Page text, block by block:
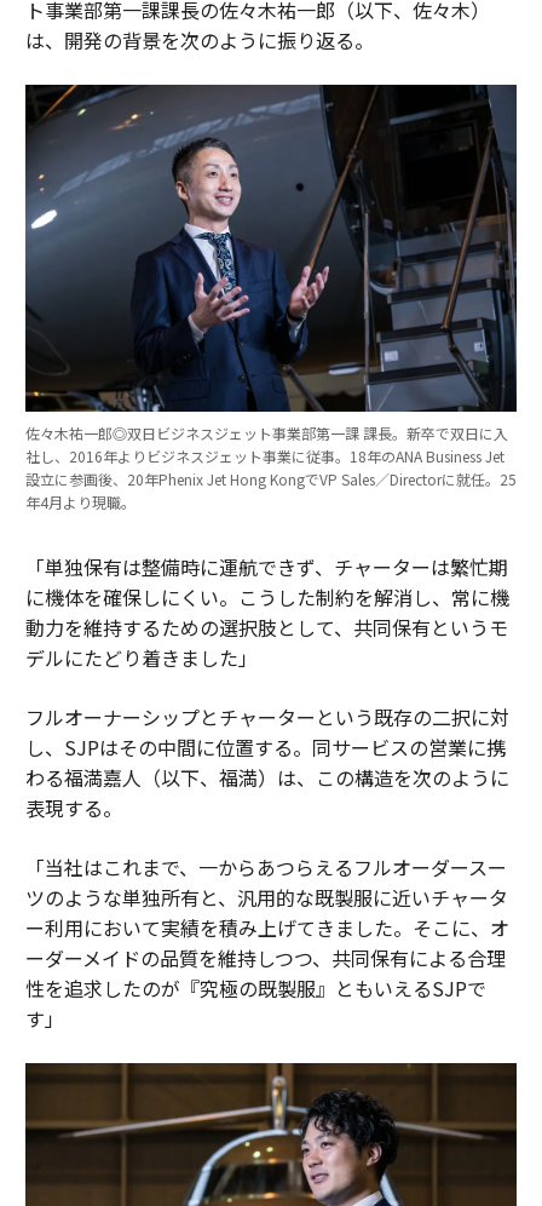
ト事業部第一課課長の佐々木祐一郎（以下、佐々木）
は、開発の背景を次のように振り返る。
佐々木祐一郎◎双日ビジネスジェット事業部第一課 課長。新卒で双日に入
社し、2016年よりビジネスジェット事業に従事。18年のANA Business Jet
設立に参画後、20年Phenix Jet Hong KongでVP Sales／Directorに就任。25
年4月より現職。
「単独保有は整備時に運航できず、チャーターは繁忙期
に機体を確保しにくい。こうした制約を解消し、常に機
動力を維持するための選択肢として、共同保有というモ
デルにたどり着きました」
フルオーナーシップとチャーターという既存の二択に対
し、SJPはその中間に位置する。同サービスの営業に携
わる福満嘉人（以下、福満）は、この構造を次のように
表現する。
「当社はこれまで、一からあつらえるフルオーダースー
ツのような単独所有と、汎用的な既製服に近いチャータ
ー利用において実績を積み上げてきました。そこに、オ
ーダーメイドの品質を維持しつつ、共同保有による合理
性を追求したのが『究極の既製服』ともいえるSJPで
す」